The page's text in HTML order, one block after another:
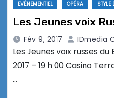
EVÉNEMENTIEL
OPÉRA STYLE
Les Jeunes voix
Fév 9, 2017 IDmedia
Les Jeunes voix russes du
2017 – 19 h 00 Casino
…